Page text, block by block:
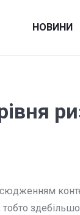
НОВИНИ
тобто